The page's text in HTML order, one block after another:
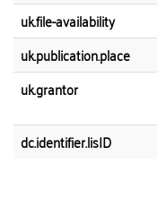
uk.file-availability
uk.publication.place
uk.grantor
dc.identifier.lisID